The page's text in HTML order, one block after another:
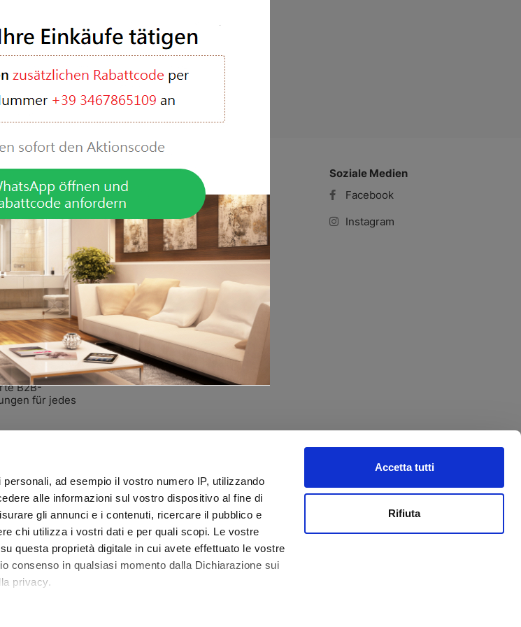
ad esempio il vostro numero IP, utilizzando
alle informazioni sul vostro dispositivo al fine di
gli annunci e i contenuti, ricercare il pubblico e
chi utilizza i vostri dati e per quali scopi. Le vostre
questa proprietà digitale in cui avete effettuato le vostre
consenso in qualsiasi momento dalla Dichiarazione sui
privacy.
Accetta tutti
Rifiuta
Neukunde?
Registrieren
B2B-
für jedes
Kategorien
Sommerliche Stimmung
Outdoor-Kollektion
Neuheit
Möbel
Beleuchtung
Ergänzungen
Kinder
Objektmöbel
Angebot
Soziale Medien
Facebook
Instagram